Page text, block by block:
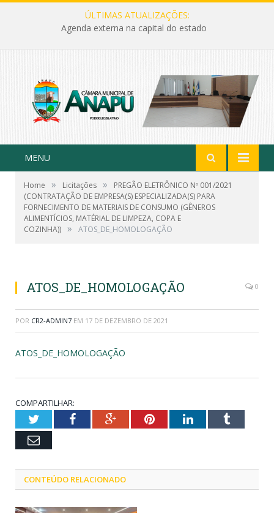
ÚLTIMAS ATUALIZAÇÕES:
Agenda externa na capital do estado
MENU
Home » Licitações »
PREGÃO ELETRÔNICO Nº 001/2021
(CONTRATAÇÃO DE EMPRESA(S) ESPECIALIZADA(S) PARA
FORNECIMENTO DE MATERIAIS DE CONSUMO (GÊNEROS
ALIMENTÍCIOS, MATÉRIAL DE LIMPEZA, COPA E
COZINHA)) » ATOS_DE_HOMOLOGAÇÃO
ATOS_DE_HOMOLOGAÇÃO 0
POR CR2-ADMIN7 EM 17 DE DEZEMBRO DE 2021
ATOS_DE_HOMOLOGAÇÃO
COMPARTILHAR:
TwitterFacebookGoogle+PinterestLinkedInTumblr
Email
CONTEÚDO RELACIONADO